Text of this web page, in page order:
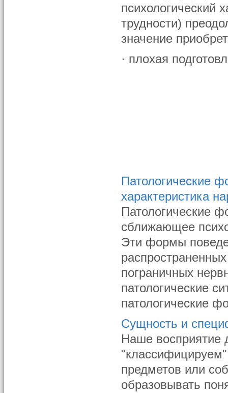
психологический
трудности)
значение
· плохая
Патологические
характеристика
Патологические
сближающее
Эти формы
пограничных
патологические
патологические
Сущность и
Наше восприятие
предметов или
образовывать